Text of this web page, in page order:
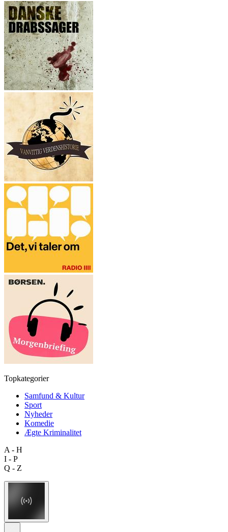
Topkategorier
Samfund & Kultur
Sport
Nyheder
Komedie
Ægte Kriminalitet
A - H
I - P
Q - Z